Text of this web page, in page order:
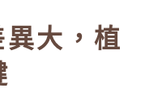
大，植